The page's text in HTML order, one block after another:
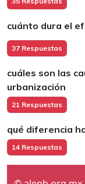
cuánto dura el
37 Respuestas
cuáles son las
urbanización
21 Respuestas
qué diferencia
14 Respuestas